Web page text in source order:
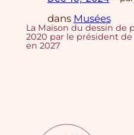
dans Musées
La Maison du dessin de
2020 par le président
en 2027